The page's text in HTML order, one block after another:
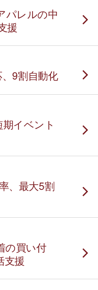
パレルの中
援
9割自動化
イベント
、最大5割
の買い付
支援